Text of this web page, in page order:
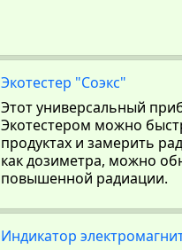
Экотестер "Соэкс"
Этот универсальный
Экотестером можно
продуктах и замерить
как дозиметра, можно
повышенной радиации.
Индикатор